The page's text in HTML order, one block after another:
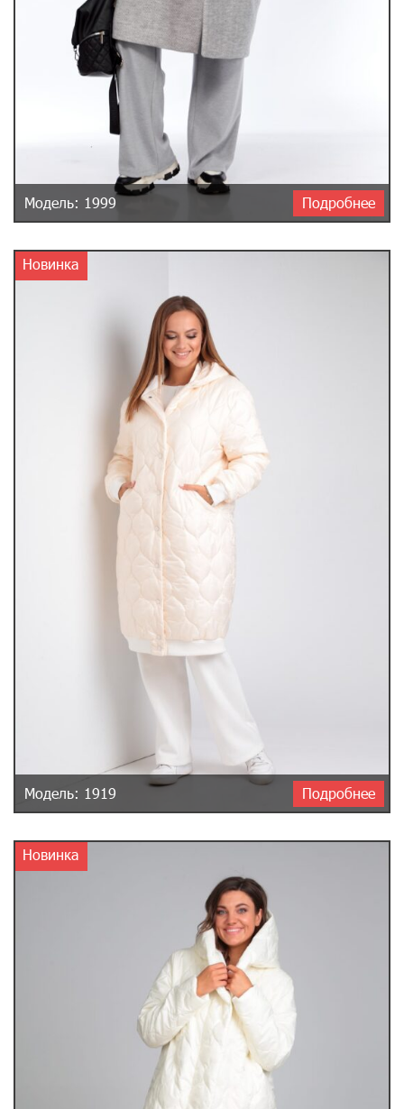
Модель: 1999 Подробнее
Новинка
Модель: 1919 Подробнее
Новинка